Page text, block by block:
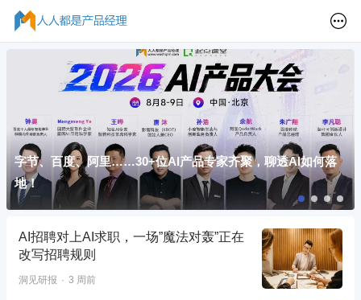
字节、百度、阿里……30+位AI产品专家齐聚，聊透AI如何落
地！
AI招聘对上AI求职，一场”魔法对轰”正在
改写招聘规则
洞见研报 3 周前